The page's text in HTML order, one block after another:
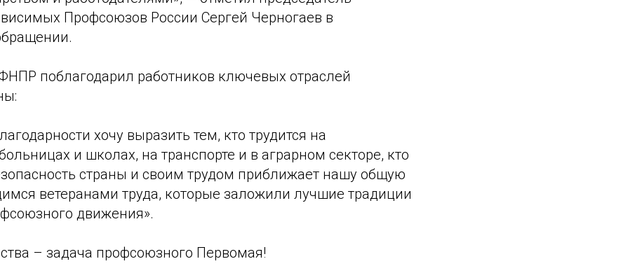
Профсоюзов России Сергей Черногаев в
поблагодарил работников ключевых отраслей
хочу выразить тем, кто трудится на
и школах, на транспорте и в аграрном секторе, кто
страны и своим трудом приближает нашу общую
ветеранами труда, которые заложили лучшие традиции
движения».
– задача профсоюзного Первомая!